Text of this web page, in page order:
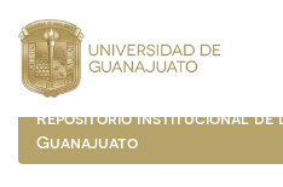
navigation
Repositorio Institucional de
Guanajuato